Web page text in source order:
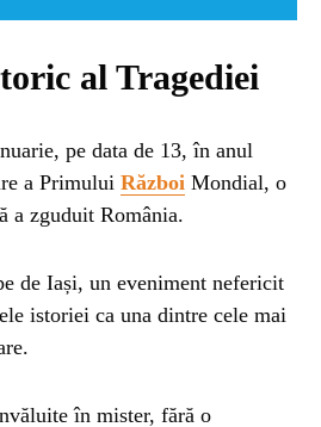
al Tragediei
pe data de 13, în anul
a Primului Război Mondial, o
a zguduit România.
de Iași, un eveniment nefericit
istoriei ca una dintre cele mai
în mister, fără o